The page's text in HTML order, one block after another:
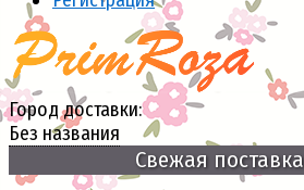
Город доставки:
Без названия
Свежая поставка